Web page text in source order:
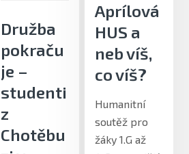
Družba
pokraču
je –
studenti
z
Chotěbu
Aprílová
HUS a
neb víš,
co víš?
Humanitní
soutěž pro
žáky 1.G až